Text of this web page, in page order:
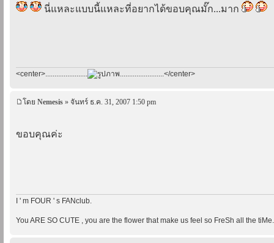
นี่แหละแบบนี้แหละที่อยากได้ขอบคุณมั๊ก...มาก
<center>....................... ........................</center>
โดย Nemesis » จันทร์ ธ.ค. 31, 2007 1:50 pm
ขอบคุณค่ะ
I ' m FOUR ' s FANclub.
You ARE SO CUTE , you are the flower that make us feel so FreSh all the tiMe.